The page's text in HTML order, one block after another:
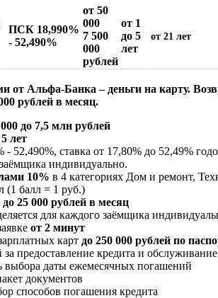
ПСК 18,990%
- 52,490%
от 50
000
7 500
000
рублей
от 1
до 5
лет
от 21 лет
от Альфа-Банка – деньги на карту.
рублей в месяц.
до 7,5 млн рублей
лет
- 52,490%, ставка от 17,80% до 52,49%
индивидуально.
10% в 4 категориях Дом и ремонт,
(1 балл = 1 руб.)
до 25 000 рублей в месяц
для каждого заёмщика
от 2 минут
карт до 250 000 рублей по
за предоставление кредита и обслуживание
выбора даты ежемесячных погашений
документов
способов погашения кредита